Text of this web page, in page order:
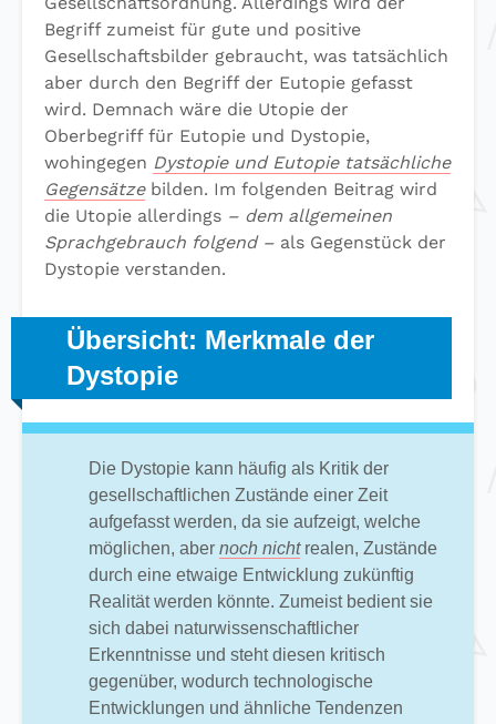
Begriff zumeist für gute und positive
Gesellschaftsbilder gebraucht, was tatsächlich
aber durch den Begriff der Eutopie gefasst
wird. Demnach wäre die Utopie der
Oberbegriff für Eutopie und Dystopie,
wohingegen Dystopie und Eutopie tatsächliche
Gegensätzebilden. Im folgenden Beitrag wird
die Utopie allerdings – dem allgemeinen
Sprachgebrauch folgend – als Gegenstück der
Dystopie verstanden.
Übersicht: Merkmale der
Dystopie
Die Dystopie kann häufig als Kritik der
gesellschaftlichen Zustände einer Zeit
aufgefasst werden, da sie aufzeigt, welche
möglichen, aber noch nichtrealen, Zustände
durch eine etwaige Entwicklung zukünftig
Realität werden könnte. Zumeist bedient sie
sich dabei naturwissenschaftlicher
Erkenntnisse und steht diesen kritisch
gegenüber, wodurch technologische
Entwicklungen und ähnliche Tendenzen